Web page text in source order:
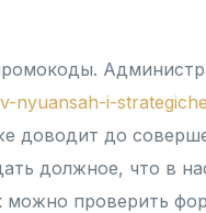
nyuansah-i-
доводит до
должное, что в
можно проверить